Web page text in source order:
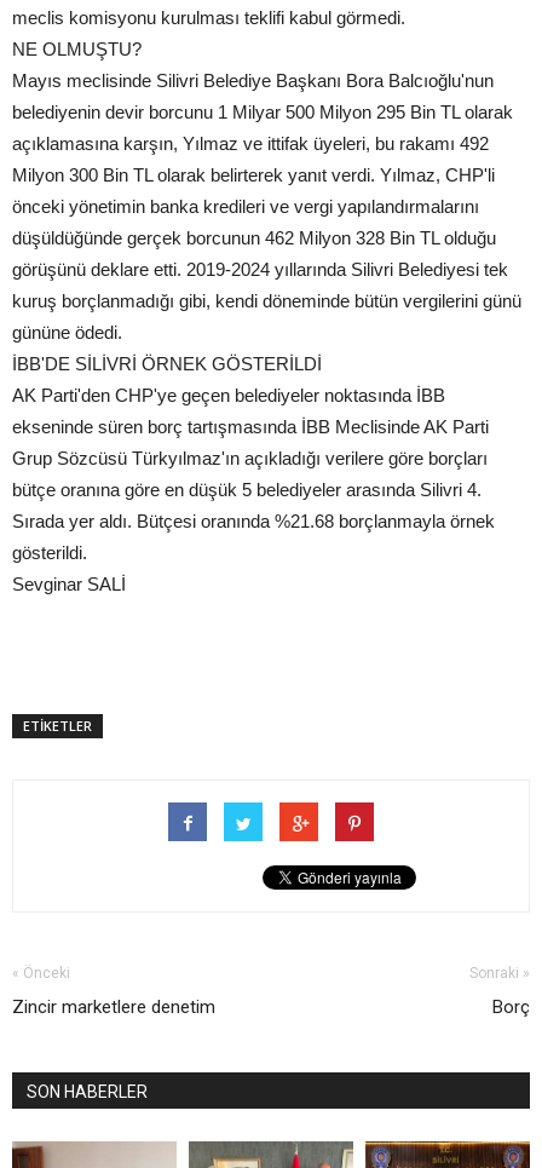
meclis komisyonu kurulması teklifi kabul görmedi.
NE OLMUŞTU?
Mayıs meclisinde Silivri Belediye Başkanı Bora Balcıoğlu'nun
belediyenin devir borcunu 1 Milyar 500 Milyon 295 Bin TL olarak
açıklamasına karşın, Yılmaz ve ittifak üyeleri, bu rakamı 492
Milyon 300 Bin TL olarak belirterek yanıt verdi. Yılmaz, CHP'li
önceki yönetimin banka kredileri ve vergi yapılandırmalarını
düşüldüğünde gerçek borcunun 462 Milyon 328 Bin TL olduğu
görüşünü deklare etti. 2019-2024 yıllarında Silivri Belediyesi tek
kuruş borçlanmadığı gibi, kendi döneminde bütün vergilerini günü
gününe ödedi.
İBB'DE SİLİVRİ ÖRNEK GÖSTERİLDİ
AK Parti'den CHP'ye geçen belediyeler noktasında İBB
ekseninde süren borç tartışmasında İBB Meclisinde AK Parti
Grup Sözcüsü Türkyılmaz'ın açıkladığı verilere göre borçları
bütçe oranına göre en düşük 5 belediyeler arasında Silivri 4.
Sırada yer aldı. Bütçesi oranında %21.68 borçlanmayla örnek
gösterildi.
Sevginar SALİ
ETİKETLER
« Önceki
Zincir marketlere denetim
Sonraki »
Borç
SON HABERLER